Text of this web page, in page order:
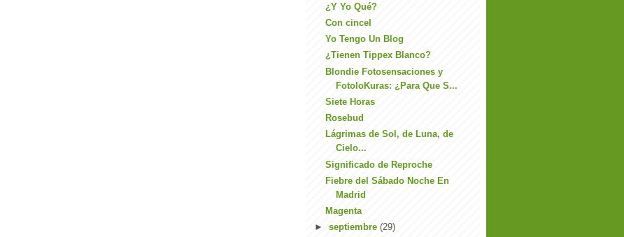
¿Y Yo Qué?
Con cincel
Yo Tengo Un Blog
¿Tienen Tippex Blanco?
Blondie Fotosensaciones y
FotoloKuras: ¿Para Que S...
Siete Horas
Rosebud
Lágrimas de Sol, de Luna, de
Cielo...
Significado de Reproche
Fiebre del Sábado Noche En
Madrid
Magenta
► septiembre (29)